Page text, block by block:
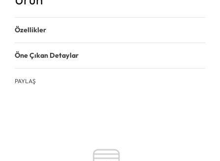
Özellikler
Öne Çıkan Detaylar
PAYLAŞ